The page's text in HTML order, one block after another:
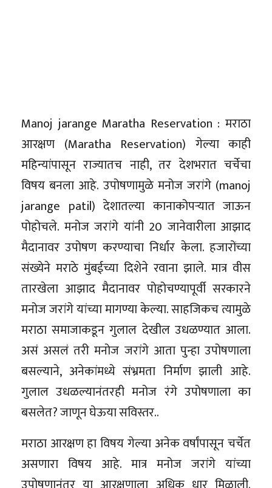
Manoj jarange Maratha Reservation : मराठा
आरक्षण (Maratha Reservation) गेल्या काही
महिन्यांपासून राज्यातच नाही, तर देशभरात चर्चेचा
विषय बनला आहे. उपोषणामुळे मनोज जरांगे (manoj
jarange patil) देशातल्या कानाकोपऱ्यात जाऊन
पोहोचले. मनोज जरांगे यांनी 20 जानेवारीला आझाद
मैदानावर उपोषण करण्याचा निर्धार केला. हजारोंच्या
संख्येने मराठे मुंबईच्या दिशेने रवाना झाले. मात्र वीस
तारखेला आझाद मैदानावर पोहोचण्यापूर्वी सरकारने
मनोज जरांगे यांच्या मागण्या केल्या. साहजिकच त्यामुळे
मराठा समाजाकडून गुलाल देखील उधळण्यात आला.
असं असलं तरी मनोज जरांगे आता पुन्हा उपोषणाला
बसल्याने, अनेकांमध्ये संभ्रमता निर्माण झाली आहे.
गुलाल उधळल्यानंतरही मनोज रंगे उपोषणाला का
बसलेत? जाणून घेऊया सविस्तर..
मराठा आरक्षण हा विषय गेल्या अनेक वर्षांपासून चर्चेत
असणारा विषय आहे. मात्र मनोज जरांगे यांच्या